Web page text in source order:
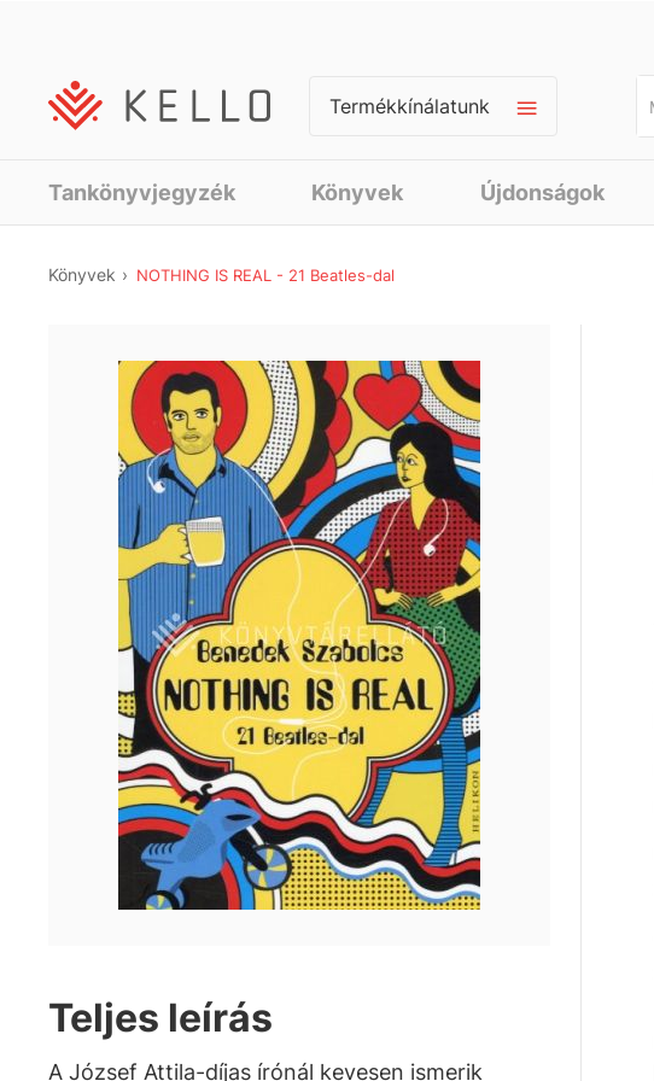
Termékkínálatunk
Tankönyvjegyzék Könyvek Újdonságok
Könyvek NOTHING IS REAL - 21 Beatles-dal
Teljes leírás
A József Attila-díjas írónál kevesen ismerik